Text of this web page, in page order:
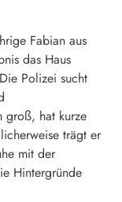
Fabian aus
das Haus
Polizei sucht
groß, hat kurze
trägt er
mit der
Hintergründe